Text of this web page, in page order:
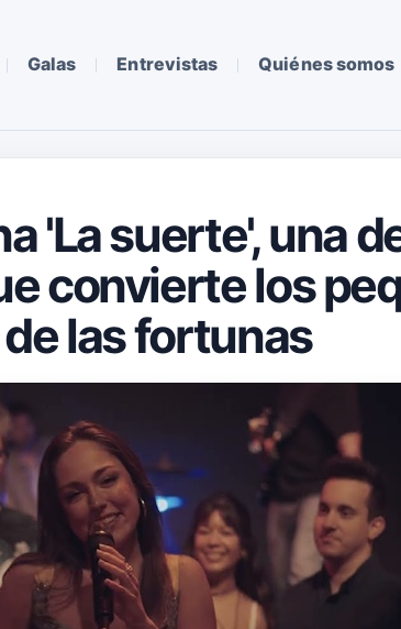
Galas Entrevistas Quiénes somos
'La suerte', una
convierte los
las fortunas